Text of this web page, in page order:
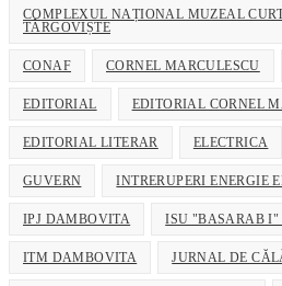
COMPLEXUL NAȚIONAL MUZEAL
TÂRGOVIȘTE
CONAF CORNEL MARCULESCU
EDITORIAL EDITORIAL CORNEL
EDITORIAL LITERAR ELECTRICA
GUVERN INTRERUPERI ENERGIE
IPJ DAMBOVITA ISU "BASARAB
ITM DAMBOVITA JURNAL DE